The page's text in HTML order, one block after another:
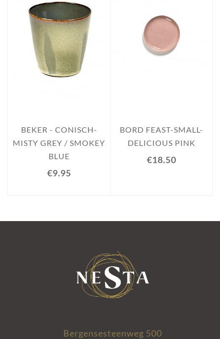
BEKER - CONISCH-
MISTY GREY / SMOKEY
BLUE
€9.95
BORD FEAST-SMALL-
DELICIOUS PINK
€18.50
Bergensesteenweg 500